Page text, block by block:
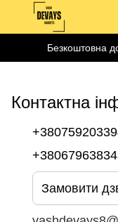
Безкоштовна
Контактна
Замовити